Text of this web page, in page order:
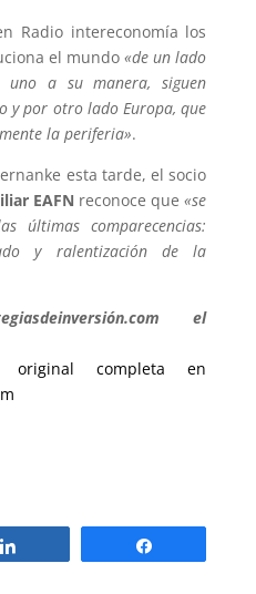
Radio intereconomía los
el mundo «de un lado
uno a su manera, siguen
y por otro lado Europa, que
la periferia».
esta tarde, el socio
EAFN reconoce que«se
últimas comparecencias:
y ralentización de la
el
completa en